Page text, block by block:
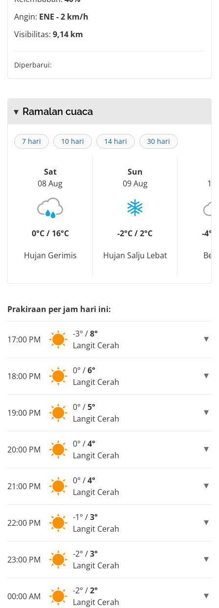
Angin: ENE - 2 km/h
Visibilitas: 9,14 km
Diperbarui:
Ramalan cuaca
7 hari 10 hari 14 hari 30 hari
Sat
08 Aug
0°C / 16°C
Hujan Gerimis
Sun
09 Aug
-2°C / 2°C
Hujan Salju Lebat
10
-
Prakiraan per jam hari ini:
17:00 PM
-3° /8°
Langit Cerah
18:00 PM
0° /6°
Langit Cerah
19:00 PM
0° /5°
Langit Cerah
20:00 PM
0° /4°
Langit Cerah
21:00 PM
0° /4°
Langit Cerah
22:00 PM
-1° /3°
Langit Cerah
23:00 PM
-2° /3°
Langit Cerah
00:00 AM
-2° /2°
Langit Cerah